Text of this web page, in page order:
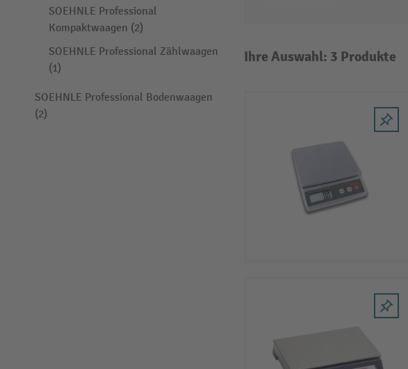
SOEHNLE Professional
Kompaktwaagen (2)
SOEHNLE Professional Zählwaagen
(1)
SOEHNLE Professional Bodenwaagen
(2)
Ihre Auswahl: 3 Produkte